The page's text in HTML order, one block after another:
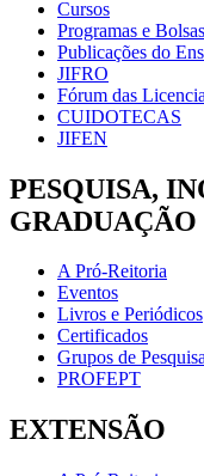
Cursos
Programas e Bolsas
Publicações do
JIFRO
Fórum das
CUIDOTECAS
JIFEN
PESQUISA,
GRADUAÇÃO
A Pró-Reitoria
Eventos
Livros e Periódicos
Certificados
Grupos de
PROFEPT
EXTENSÃO